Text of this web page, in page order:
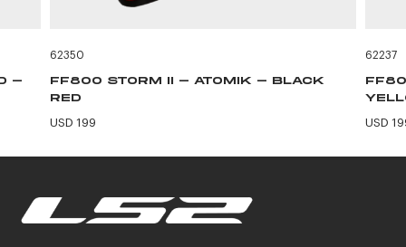
-
62350
FF800 STORM II - ATOMIK - BLACK
RED
USD 199
62237
USD